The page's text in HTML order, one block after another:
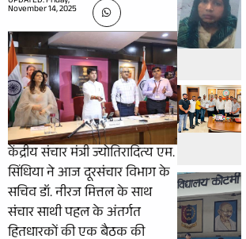
November 14, 2025
केंद्रीय संचार मंत्री ज्योतिरादित्य एम.
सिंधिया ने आज दूरसंचार विभाग के
सचिव डॉ. नीरज मित्तल के साथ
संचार साथी पहल के अंतर्गत
हितधारकों की एक बैठक की